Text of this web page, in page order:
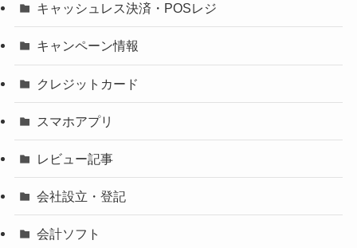
キャッシュレス決済・POSレジ
キャンペーン情報
クレジットカード
スマホアプリ
レビュー記事
会社設立・登記
会計ソフト